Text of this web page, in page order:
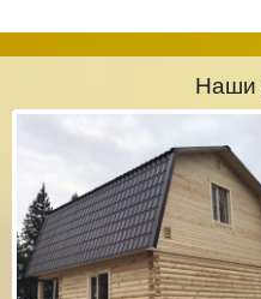
Наши